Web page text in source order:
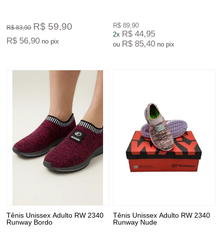
R$ 83,90 R$ 59,90
R$ 56,90 no pix
R$ 89,90
2x R$ 44,95
ou R$ 85,40 no pix
Tênis Unissex Adulto RW 2340
Runway Bordo
Tênis Unissex Adulto RW 2340
Runway Nude